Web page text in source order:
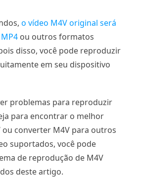
o vídeo M4V original será
ou outros formatos
disso, você pode reproduzir
em seu dispositivo
problemas para reproduzir
para encontrar o melhor
converter M4V para outros
suportados, você pode
de reprodução de M4V
deste artigo.